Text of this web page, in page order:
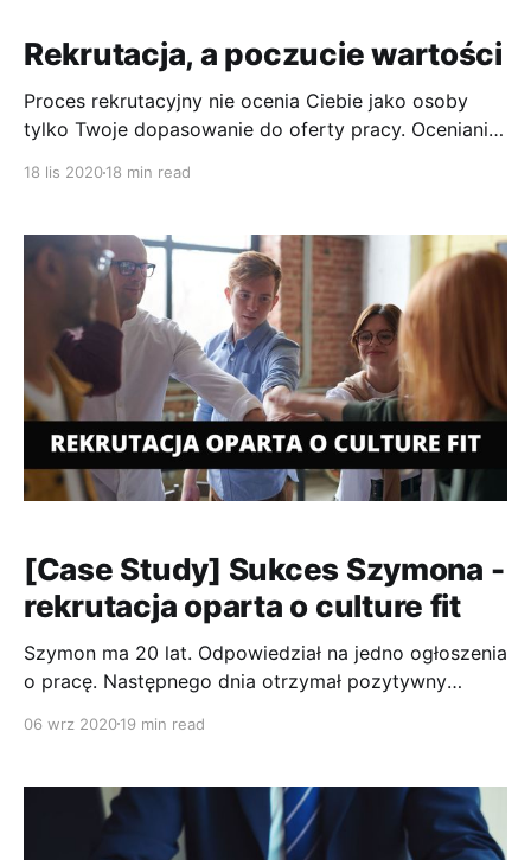
Rekrutacja, a poczucie wartości
Proces rekrutacyjny nie ocenia Ciebie jako osoby
tylko Twoje dopasowanie do oferty pracy. Ocenianie
18 lis 202018 min read
[Case Study] Sukces Szymona -
rekrutacja oparta o culture fit
Szymon ma 20 lat. Odpowiedział na jedno ogłoszenia
o pracę. Następnego dnia otrzymał pozytywny
możliwe? Szymon zgłosił się do mnie w styczniu i
wyglądała tak, że miał już upatrzone ogłoszenie na
które chciał aplikować, ale
06 wrz 202019 min read